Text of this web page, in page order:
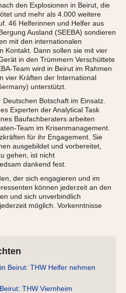
den Explosionen in Beirut, die
und mehr als 4.000 weitere
46 Helferinnen und Helfer aus
Ausland (SEEBA) sondieren
mit den internationalen
Kontakt. Dann sollen sie mit vier
in den Trümmern Verschüttete
Team wird in Beirut im Rahmen
vier Kräften der International
unterstützt.
Botschaft im Einsatz.
Experten der Analytical Task
Baufachberaters arbeiten
Team im Krisenmanagement.
für ihr Engagement. Sie
ausgebildet und vorbereitet,
gehen, ist nicht
dankend fest.
der sich engagieren und im
können jederzeit an den
und sich unverbindlich
möglich. Vorkenntnisse
Beirut: THW Helfer nehmen
THW Viernheim